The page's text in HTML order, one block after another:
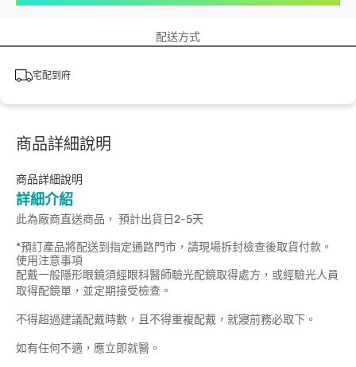
配送方式
宅配到府
商品詳細說明
商品詳細說明
詳細介紹
此為廠商直送商品， 預計出貨日2-5天
*預訂產品將配送到指定通路門市，請現場拆封檢查後取貨付款。
使用注意事項
配戴一般隱形眼鏡須經眼科醫師驗光配鏡取得處方，或經驗光人員
取得配鏡單，並定期接受檢查。
不得超過建議配戴時數，且不得重複配戴，就寢前務必取下。
如有任何不適，應立即就醫。